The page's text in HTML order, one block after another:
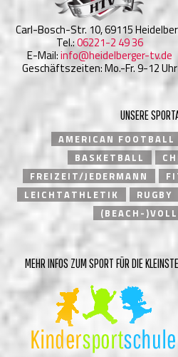
Carl-Bosch-Str. 10, 69115
Tel.:06221-2 49 36
E-Mail:info@heidelberger-tv.de
Geschäftszeiten: Mo.-Fr. 9-12 Uhr
UNSERE
AMERICAN FOOTBALL
BASKETBALL
FREIZEIT/JEDERMANN
LEICHTATHLETIK
RUGBY
(BEACH-
MEHR INFOS ZUM SPORT FÜR DIE